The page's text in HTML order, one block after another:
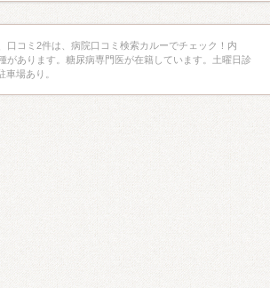
口コミ2件は、病院口コミ検索カルーでチェック！内
があります。糖尿病専門医が在籍しています。土曜日診
車場あり。